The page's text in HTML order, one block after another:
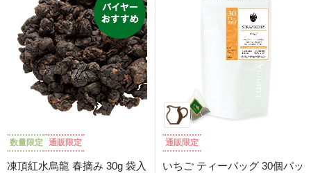
数量限定 通販限定
凍頂紅水烏龍 春摘み 30g 袋入
通販限定
いちご ティーバッグ 30個パッ